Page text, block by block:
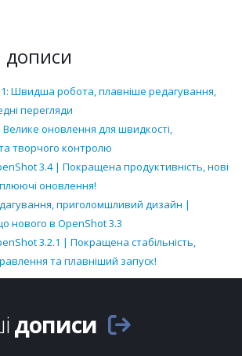
дописи
Швидша робота, плавніше редагування,
перегляди
Велике оновлення для швидкості,
та творчого контролю
3.4 | Покращена продуктивність, нові
оновлення!
приголомшливий дизайн |
нового в OpenShot 3.3
3.2.1 | Покращена стабільність,
та плавніший запуск!
дописи